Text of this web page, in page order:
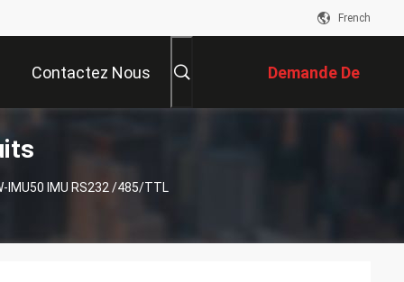
French
Contactez Nous Demande De
Soumission
IMU50 IMU RS232 /485/TTL